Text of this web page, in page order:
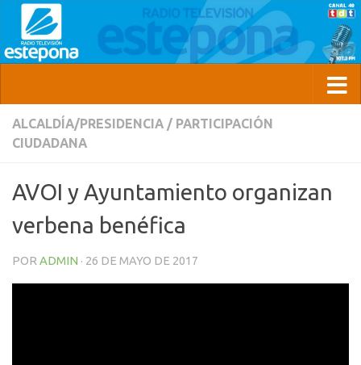
ALCALDÍA/PRESIDENCIA / PARTICIPACIÓN
CIUDADANA
AVOI y Ayuntamiento organizan
verbena benéfica
POR ADMIN · 26 DE MAYO DE 2017